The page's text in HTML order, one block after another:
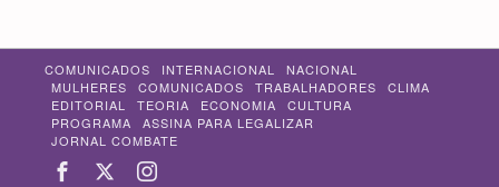
COMUNICADOS INTERNACIONAL
NACIONAL
MULHERES
COMUNICADOS TRABALHADORES
CLIMA
EDITORIAL
TEORIA ECONOMIA
CULTURA
PROGRAMA
ASSINA PARA LEGALIZAR
JORNAL COMBATE